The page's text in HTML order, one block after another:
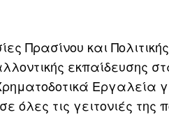
Πρασίνου και
εκπαίδευσης
Εργαλεία
τις γειτονιές της